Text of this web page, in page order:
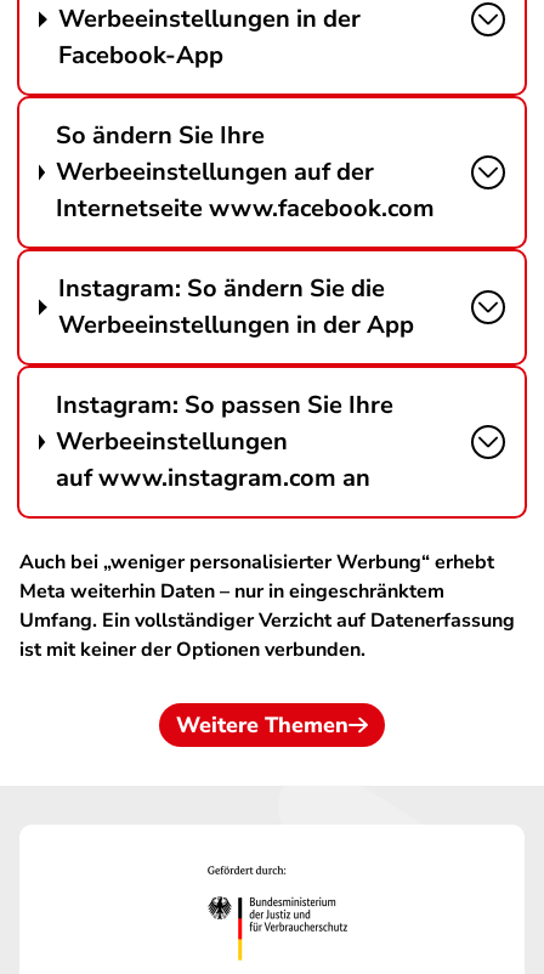
Werbeeinstellungen in der
Facebook-App
So ändern Sie Ihre
Werbeeinstellungen auf der
Internetseite www.facebook.com
Instagram: So ändern Sie die
Werbeeinstellungen in der App
Instagram: So passen Sie Ihre
Werbeeinstellungen
auf www.instagram.com an
Auch bei „weniger personalisierter Werbung“ erhebt
Meta weiterhin Daten – nur in eingeschränktem
Umfang. Ein vollständiger Verzicht auf Datenerfassung
ist mit keiner der Optionen verbunden.
Weitere Themen